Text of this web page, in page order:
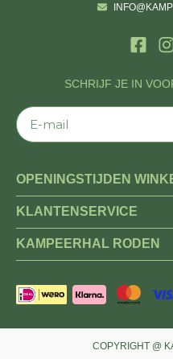
SCHRIJF JE IN
E-mail
OPENINGSTIJDEN
KLANTENSERVICE
KAMPEERHAL RODEN
COPYRIGHT @